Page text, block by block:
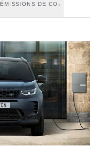
ÉMISSIONS DE CO₂